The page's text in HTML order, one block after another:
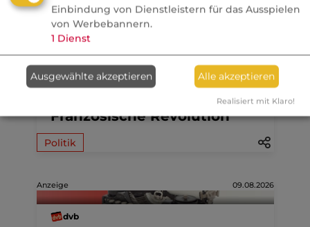
FONDS professionell
Studie: Ungleiche
Besteuerung begünstigte
Französische Revolution
Politik
Anzeige 09.08.2026
dvb
Einbindung von Dienstleistern für das Ausspielen
von Werbebannern.
1 Dienst
Ausgewählte akzeptieren Alle akzeptieren
Realisiert mit Klaro!